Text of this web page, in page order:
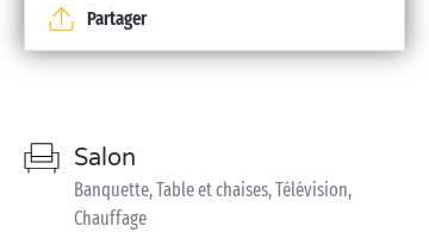
Partager
Salon
Banquette, Table et chaises, Télévision,
Chauffage